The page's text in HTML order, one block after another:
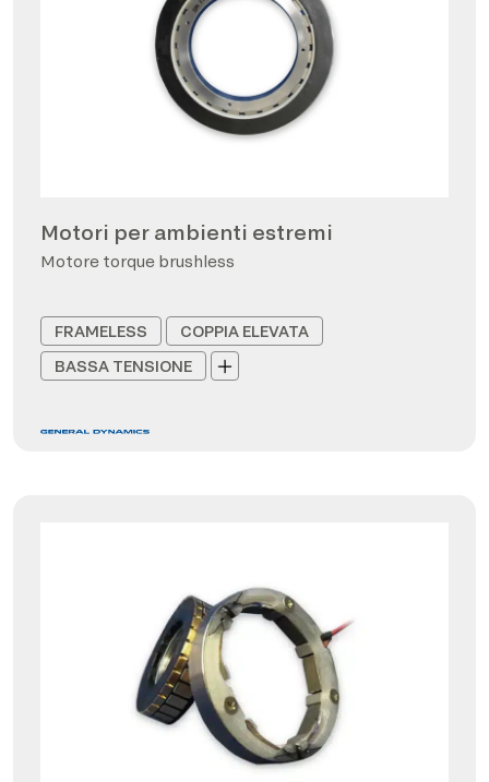
Motori per ambienti estremi
Motore torque brushless
FRAMELESS
COPPIA ELEVATA
BASSA TENSIONE